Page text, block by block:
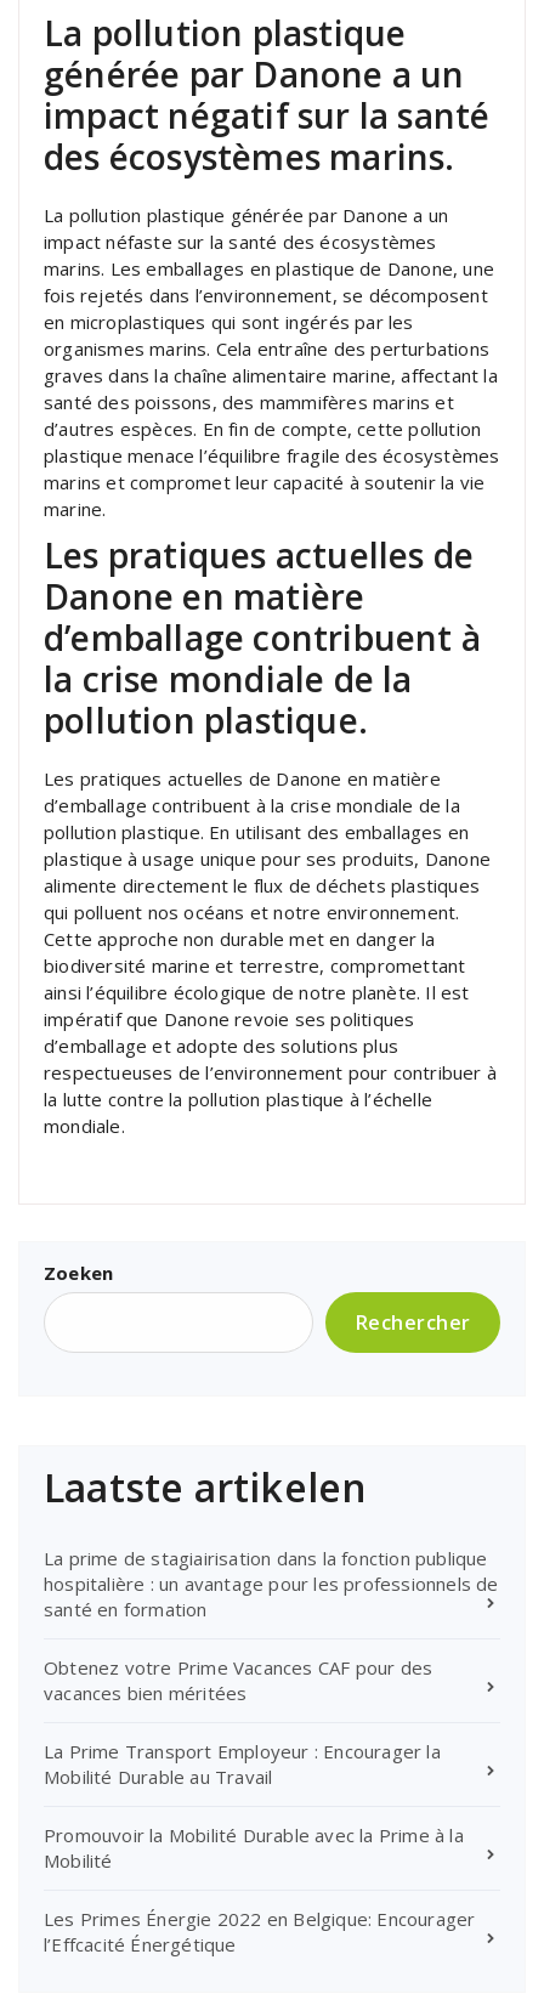
La pollution plastique
générée par Danone a un
impact négatif sur la santé
des écosystèmes marins.
La pollution plastique générée par Danone a un
impact néfaste sur la santé des écosystèmes
marins. Les emballages en plastique de Danone, une
fois rejetés dans l’environnement, se décomposent
en microplastiques qui sont ingérés par les
organismes marins. Cela entraîne des perturbations
graves dans la chaîne alimentaire marine, affectant la
santé des poissons, des mammifères marins et
d’autres espèces. En fin de compte, cette pollution
plastique menace l’équilibre fragile des écosystèmes
marins et compromet leur capacité à soutenir la vie
marine.
Les pratiques actuelles de
Danone en matière
d’emballage contribuent à
la crise mondiale de la
pollution plastique.
Les pratiques actuelles de Danone en matière
d’emballage contribuent à la crise mondiale de la
pollution plastique. En utilisant des emballages en
plastique à usage unique pour ses produits, Danone
alimente directement le flux de déchets plastiques
qui polluent nos océans et notre environnement.
Cette approche non durable met en danger la
biodiversité marine et terrestre, compromettant
ainsi l’équilibre écologique de notre planète. Il est
impératif que Danone revoie ses politiques
d’emballage et adopte des solutions plus
respectueuses de l’environnement pour contribuer à
la lutte contre la pollution plastique à l’échelle
mondiale.
Zoeken
Rechercher
Laatste artikelen
La prime de stagiairisation dans la fonction publique
hospitalière : un avantage pour les professionnels de
santé en formation
Obtenez votre Prime Vacances CAF pour des
vacances bien méritées
La Prime Transport Employeur : Encourager la
Mobilité Durable au Travail
Promouvoir la Mobilité Durable avec la Prime à la
Mobilité
Les Primes Énergie 2022 en Belgique: Encourager
l’Effcacité Énergétique